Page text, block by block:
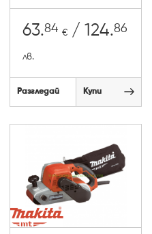
63.84 € / 124.86
лв.
Разгледай Купи